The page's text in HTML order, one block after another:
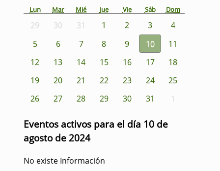
Lun Mar Mié Jue Vie Sáb Dom
29 30 31 1 2 3
4
5
6 7 8 9 10
11
12
13 14 15 16 17
18
19
20 21 22 23 24
25
26
27 28 29 30 31 1
Eventos activos para el día 10 de
agosto de 2024
No existe Información